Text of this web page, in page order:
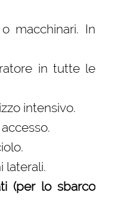
macchinari. In
in tutte le
intensivo.
laterali.
(per lo sbarco